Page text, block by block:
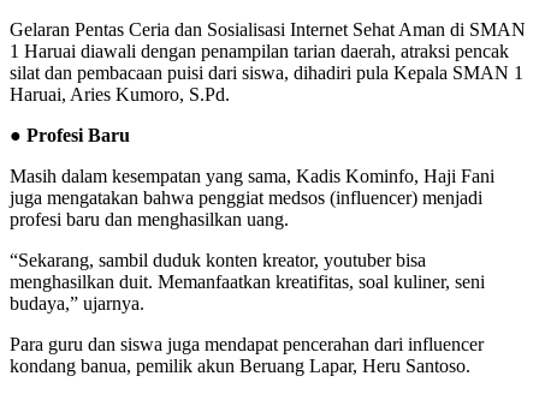
Gelaran Pentas Ceria dan Sosialisasi Internet Sehat Aman di SMAN
1 Haruai diawali dengan penampilan tarian daerah, atraksi pencak
silat dan pembacaan puisi dari siswa, dihadiri pula Kepala SMAN 1
Haruai, Aries Kumoro, S.Pd.
● Profesi Baru
Masih dalam kesempatan yang sama, Kadis Kominfo, Haji Fani
juga mengatakan bahwa penggiat medsos (influencer) menjadi
profesi baru dan menghasilkan uang.
“Sekarang, sambil duduk konten kreator, youtuber bisa
menghasilkan duit. Memanfaatkan kreatifitas, soal kuliner, seni
budaya,” ujarnya.
Para guru dan siswa juga mendapat pencerahan dari influencer
kondang banua, pemilik akun Beruang Lapar, Heru Santoso.